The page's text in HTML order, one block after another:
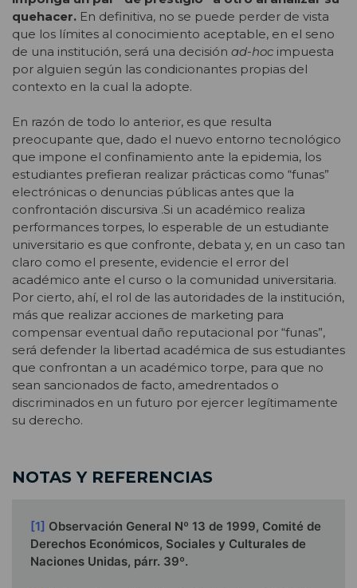
quehacer. En definitiva, no se puede perder de vista
que los límites al conocimiento aceptable, en el seno
de una institución, será una decisión ad-hoc impuesta
por alguien según las condicionantes propias del
contexto en la cual la adopte.
En razón de todo lo anterior, es que resulta
preocupante que, dado el nuevo entorno tecnológico
que impone el confinamiento ante la epidemia, los
estudiantes prefieran realizar prácticas como “funas”
electrónicas o denuncias públicas antes que la
confrontación discursiva .Si un académico realiza
performances torpes, lo esperable de un estudiante
universitario es que confronte, debata y, en un caso tan
claro como el presente, evidencie el error del
académico ante el curso o la comunidad universitaria.
Por cierto, ahí, el rol de las autoridades de la institución,
más que realizar acciones de marketing para
compensar eventual daño reputacional por “funas”,
será defender la libertad académica de sus estudiantes
que confrontan a un académico torpe, para que no
sean sancionados de facto, amedrentados o
discriminados en un futuro por ejercer legítimamente
su derecho.
NOTAS Y REFERENCIAS
[1] Observación General Nº 13 de 1999, Comité de
Derechos Económicos, Sociales y Culturales de
Naciones Unidas, párr. 39º.